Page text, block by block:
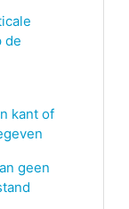
de
kant of
geen